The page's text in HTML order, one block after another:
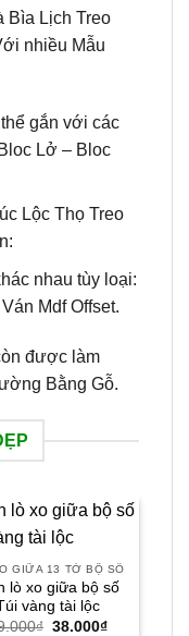
Bìa Lịch Treo
nhiều Mẫu
gắn với các
Lở – Bloc
Lộc Thọ Treo
nhau tùy loại:
Mdf Offset.
được làm
Bằng Gỗ.
GIỮA 13 TỜ BỘ SỐ
lò xo giữa bộ số
vàng tài lộc
₫ Giá
38.000₫Giá